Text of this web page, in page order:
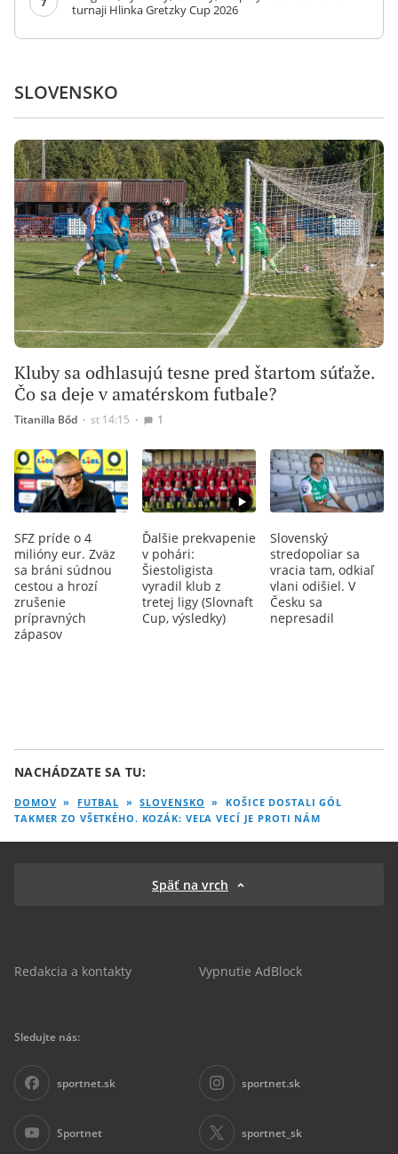
turnaji Hlinka Gretzky Cup 2026
SLOVENSKO
Kluby sa odhlasujú tesne pred štartom súťaže.
Čo sa deje v amatérskom futbale?
Titanilla Bőd ∙ st 14:15 ∙ 1
SFZ príde o 4
milióny eur. Zväz
sa bráni súdnou
cestou a hrozí
zrušenie
prípravných
zápasov
Ďalšie prekvapenie
v pohári:
Šiestoligista
vyradil klub z
tretej ligy (Slovnaft
Cup, výsledky)
Slovenský
stredopoliar sa
vracia tam, odkiaľ
vlani odišiel. V
Česku sa
nepresadil
NACHÁDZATE SA TU:
DOMOV » FUTBAL » SLOVENSKO »
KOŠICE DOSTALI GÓL
TAKMER ZO VŠETKÉHO. KOZÁK: VEĽA VECÍ JE PROTI NÁM
Späť na vrch
Redakcia a kontakty Vypnutie AdBlock
Sledujte nás:
sportnet.sk sportnet.sk
Sportnet sportnet_sk